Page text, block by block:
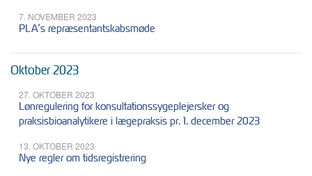
7. NOVEMBER 2023
PLA’s repræsentantskabsmøde
Oktober 2023
27. OKTOBER 2023
Lønregulering for konsultationssygeplejersker og
praksisbioanalytikere i lægepraksis pr. 1. december 2023
13. OKTOBER 2023
Nye regler om tidsregistrering